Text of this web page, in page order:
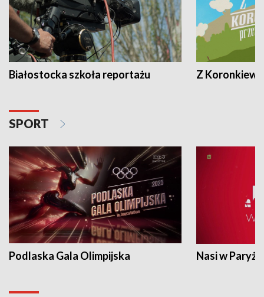
Białostocka szkoła reportażu Z
SPORT
Podlaska Gala Olimpijska Nasi w Paryżu